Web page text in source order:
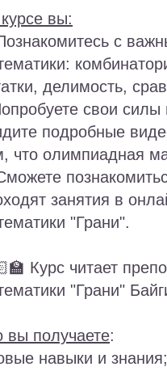
вы:
с
делимость,
свои
подробные
что олимпиадная
занятия в
"Грани".
Курс читает
"Грани"
вы получаете:
навыки и знания;